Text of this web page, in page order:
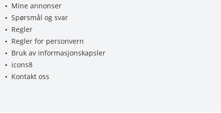
Mine annonser
Spørsmål og svar
Regler
Regler for personvern
Bruk av informasjonskapsler
icons8
Kontakt oss